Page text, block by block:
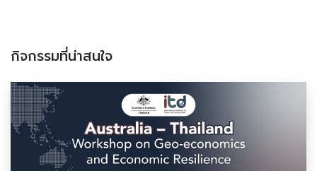
กิจกรรมที่น่าสนใจ